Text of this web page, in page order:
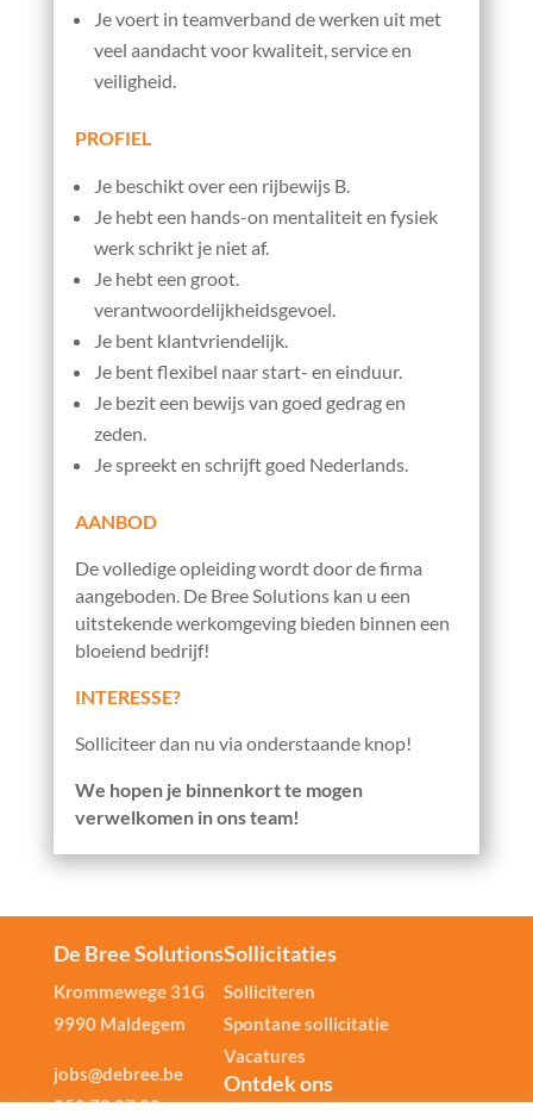
Je voert in teamverband de werken uit met
veel aandacht voor kwaliteit, service en
veiligheid.
PROFIEL
Je beschikt over een rijbewijs B.
Je hebt een hands-on mentaliteit en fysiek
werk schrikt je niet af.
Je hebt een groot.
verantwoordelijkheidsgevoel.
Je bent klantvriendelijk.
Je bent flexibel naar start- en einduur.
Je bezit een bewijs van goed gedrag en
zeden.
Je spreekt en schrijft goed Nederlands.
AANBOD
De volledige opleiding wordt door de firma
aangeboden. De Bree Solutions kan u een
uitstekende werkomgeving bieden binnen een
bloeiend bedrijf!
INTERESSE?
Solliciteer dan nu via onderstaande knop!
We hopen je binnenkort te mogen
verwelkomen in ons team!
De Bree Solutions
Krommewege 31G
9990 Maldegem
jobs@debree.be
050 72 87 30
Sollicitaties
Solliciteren
Spontane sollicitatie
Vacatures
Ontdek ons